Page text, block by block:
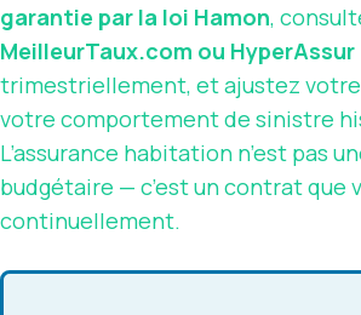
garantie par la loi Hamon,
MeilleurTaux.com ou HyperAssur
trimestriellement, et ajustez
votre comportement de sinistre
L’assurance habitation n’est pas
budgétaire — c’est un contrat que
continuellement.